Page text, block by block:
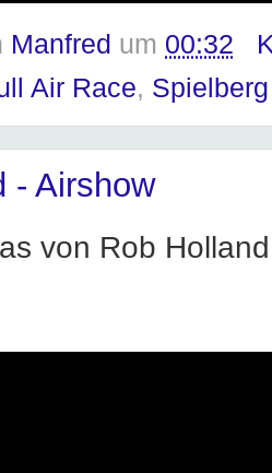
Manfred um 00:32
Air Race, Spielberg
- Airshow
von Rob